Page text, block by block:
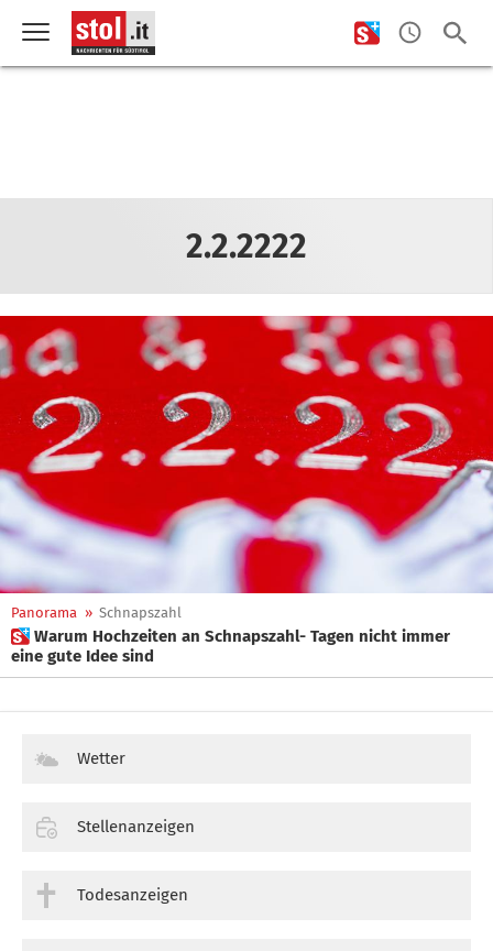
2.2.2222
Panorama » Schnapszahl
 Warum Hochzeiten an Schnapszahl- Tagen nicht immer
eine gute Idee sind
Wetter
Stellenanzeigen
Todesanzeigen